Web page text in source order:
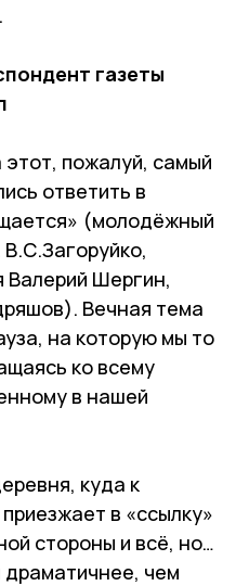
газеты
пожалуй, самый
ответить в
(молодёжный
Валерий Шергин,
Вечная тема
на которую мы то
ко всему
в нашей
куда к
в «ссылку»
стороны и всё, но…
чем